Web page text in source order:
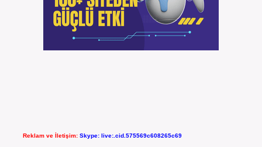
Reklam ve İletişim: Skype: live:.cid.575569c608265c69